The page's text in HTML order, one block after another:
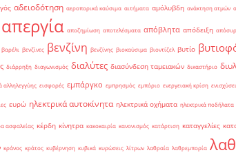
αδειοδότηση αεροπορικά καύσιμα αιτήματα αμόλυβδη ανάκτηση ατμών
απεργία αποζημίωση αποτελέσματα απόβλητα απόδειξη
βαρέλι βενζίνες βενζίνη βενζίνης βιοκαύσιμα βιοντίζελ βυτίο
διάρρηξη διαγωνισμός διαλύτες διασύνδεση ταμειακών δικαστήριο
αλληλεγγύης εισφορές εμπάργκο εμπρησμός εμπόριο ενεργειακή κρίση
ευρώ ηλεκτρικά αυτοκίνητα ηλεκτρικά οχήματα ηλεκτρικά ποδήλατα
ασφαλείας κέρδη κίνητρα κακοκαιρία κανονισμός κατάρτιση καταγγελίες
κράνος κράτος κυβέρνηση κυβικά κυρώσεις λίτρων λαθραία λαθρεμπορία